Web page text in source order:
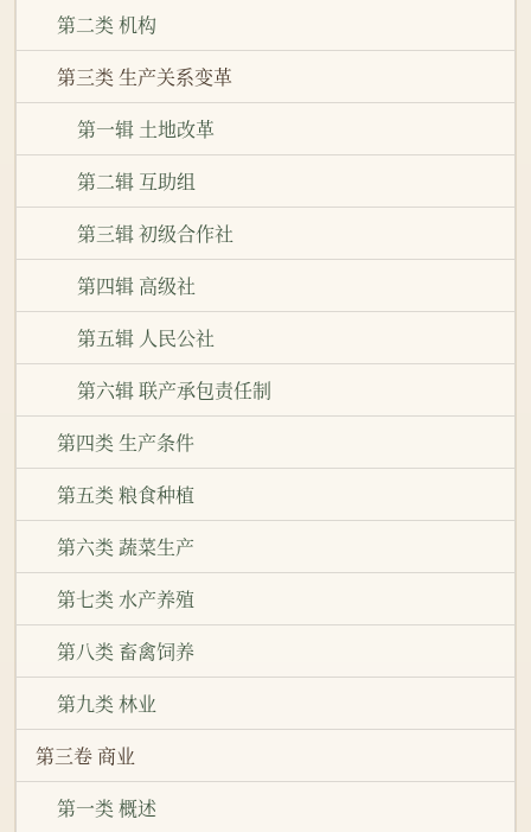
第二类 机构
第三类 生产关系变革
第一辑 土地改革
第二辑 互助组
第三辑 初级合作社
第四辑 高级社
第五辑 人民公社
第六辑 联产承包责任制
第四类 生产条件
第五类 粮食种植
第六类 蔬菜生产
第七类 水产养殖
第八类 畜禽饲养
第九类 林业
第三卷 商业
第一类 概述